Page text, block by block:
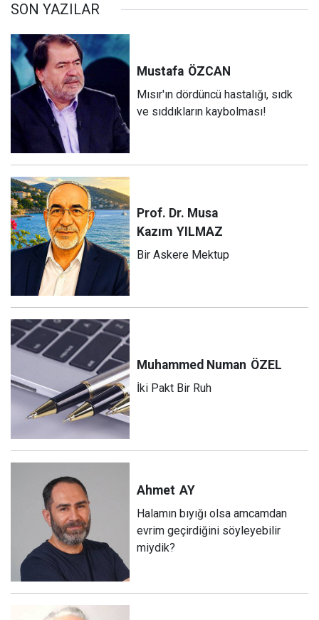
SON YAZILAR
Mustafa ÖZCAN
Mısır'ın dördüncü hastalığı, sıdk
ve sıddıkların kaybolması!
Prof. Dr. Musa
Kazım YILMAZ
Bir Askere Mektup
Muhammed Numan ÖZEL
İki Pakt Bir Ruh
Ahmet AY
Halamın bıyığı olsa amcamdan
evrim geçirdiğini söyleyebilir
miydik?